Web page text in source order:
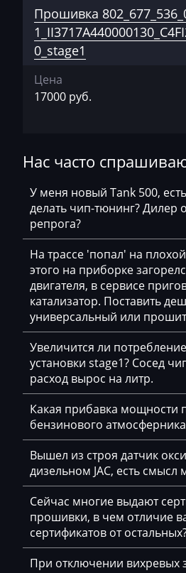
Bajaj
Basak
BAW
BMW
BobCat
Bomag
Brilliance
Buhler
BYD
Cadillac
Camc
Case
Caterpillar
CFMoto
Challenger
Changan
Changhe
Прошивка
0_stage1
Цена
17000 руб.
Нас часто
У меня новый Tank 500,
делать чип-тюнинг? Дилер
репрога?
На трассе 'попал' на
этого на приборке
двигателя, в сервисе
катализатор. Поставить
универсальный или
Увеличится ли
установки stage1? Сосед
расход вырос на литр.
Какая прибавка мощности
бензинового
Вышел из строя датчик
дизельном JAC, есть смысл
Сейчас многие выдают
прошивки, в чем отличие
сертификатов от
При отключении вихревых